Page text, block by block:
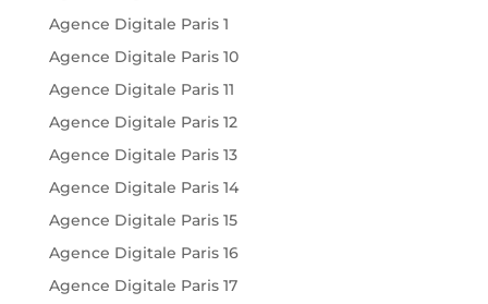
Agence Digitale Paris 1
Agence Digitale Paris 10
Agence Digitale Paris 11
Agence Digitale Paris 12
Agence Digitale Paris 13
Agence Digitale Paris 14
Agence Digitale Paris 15
Agence Digitale Paris 16
Agence Digitale Paris 17